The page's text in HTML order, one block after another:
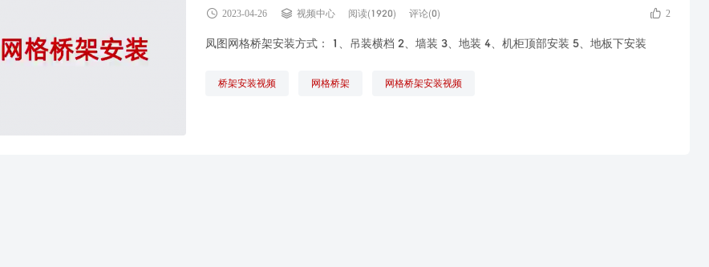
2023-04-26 视频中心 阅读(1920) 评论(0) 2
凤图网格桥架安装方式： 1、吊装横档 2、墙装 3、地装 4、机柜顶部安装 5、地板下安装
桥架安装视频 网格桥架 网格桥架安装视频